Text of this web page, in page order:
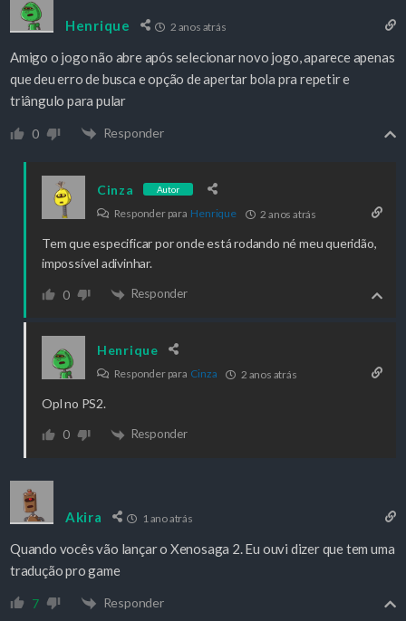
Henrique 2 anos atrás
Amigo o jogo não abre após selecionar novo jogo, aparece apenas
que deu erro de busca e opção de apertar bola pra repetir e
triângulo para pular
0 Responder
Cinza Autor
Responder para Henrique 2 anos atrás
Tem que especificar por onde está rodando né meu queridão,
impossível adivinhar.
0 Responder
Henrique
Responder para Cinza 2 anos atrás
Opl no PS2.
0 Responder
Akira 1 ano atrás
Quando vocês vão lançar o Xenosaga 2. Eu ouvi dizer que tem uma
tradução pro game
7 Responder